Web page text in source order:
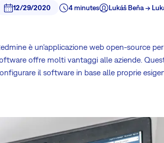
12/29/2020 4 minutes Lukáš Beňa ->
è un'applicazione web open-source
offre molti vantaggi alle aziende.
il software in base alle proprie